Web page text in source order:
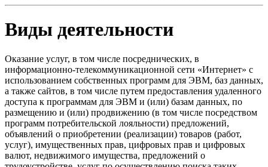
Виды деятельности
Оказание услуг, в том числе посреднических, в
информационно-телекоммуникационной сети «Интернет» с
использованием собственных программ для ЭВМ, баз данных,
а также сайтов, в том числе путем предоставления удаленного
доступа к программам для ЭВМ и (или) базам данных, по
размещению и (или) продвижению (в том числе посредством
программ потребительской лояльности) предложений,
объявлений о приобретении (реализации) товаров (работ,
услуг), имущественных прав, цифровых прав и цифровых
валют, недвижимого имущества, предложений о